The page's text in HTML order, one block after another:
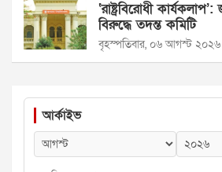
‘রাষ্ট্রবিরোধী
বিরুদ্ধে তদন্ত কমিটি
বৃহস্পতিবার, ০৬ আগস্ট ২০২৬
আর্কাইভ